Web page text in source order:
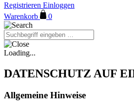
Registrieren Einloggen
Warenkorb
0
Loading...
DATENSCHUTZ AUF
Allgemeine Hinweise